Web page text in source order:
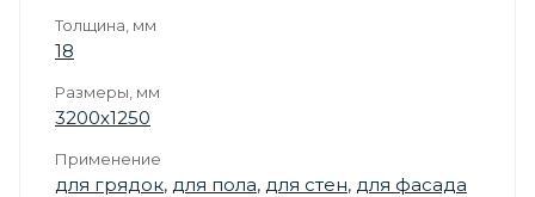
Толщина, мм
18
Размеры, мм
3200х1250
Применение
для грядок, для пола, для стен, для фасада